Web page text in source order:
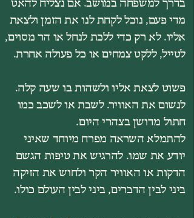
מדי פעם, נוכל לקחת לנו את הזמן ולצאת
אליו. לא רק כדי ללכת לנחל או הר מסוים,
לטייל, ללקט צמחים או כל פעולה אחרת.
פשוט לצאת אליו ולשהות בו שעה קלה.
לנשום את האוויר. לשבת או לשכב כמו
חתול מדושן בצהרי היום.
להתמלא השראה מפרח מיוחד שאיני
יודע את שמו. להרגיש את טיפות הגשם
הדקות או האוויר הקר ולחוש את הזיקה
ביני לבין הדברים, ביני לבין העולם כולו.